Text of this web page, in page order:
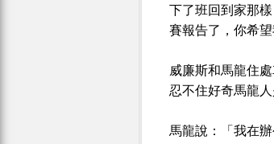
下了班回到家那
賽報告了，你希
威廉斯和馬龍住
忍不住好奇馬龍
馬龍說：「我在